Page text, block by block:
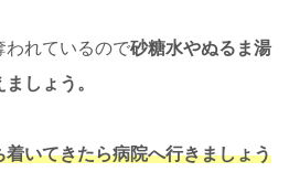
われているので砂糖水やぬるま湯
しょう。
着いてきたら病院へ行きましょう